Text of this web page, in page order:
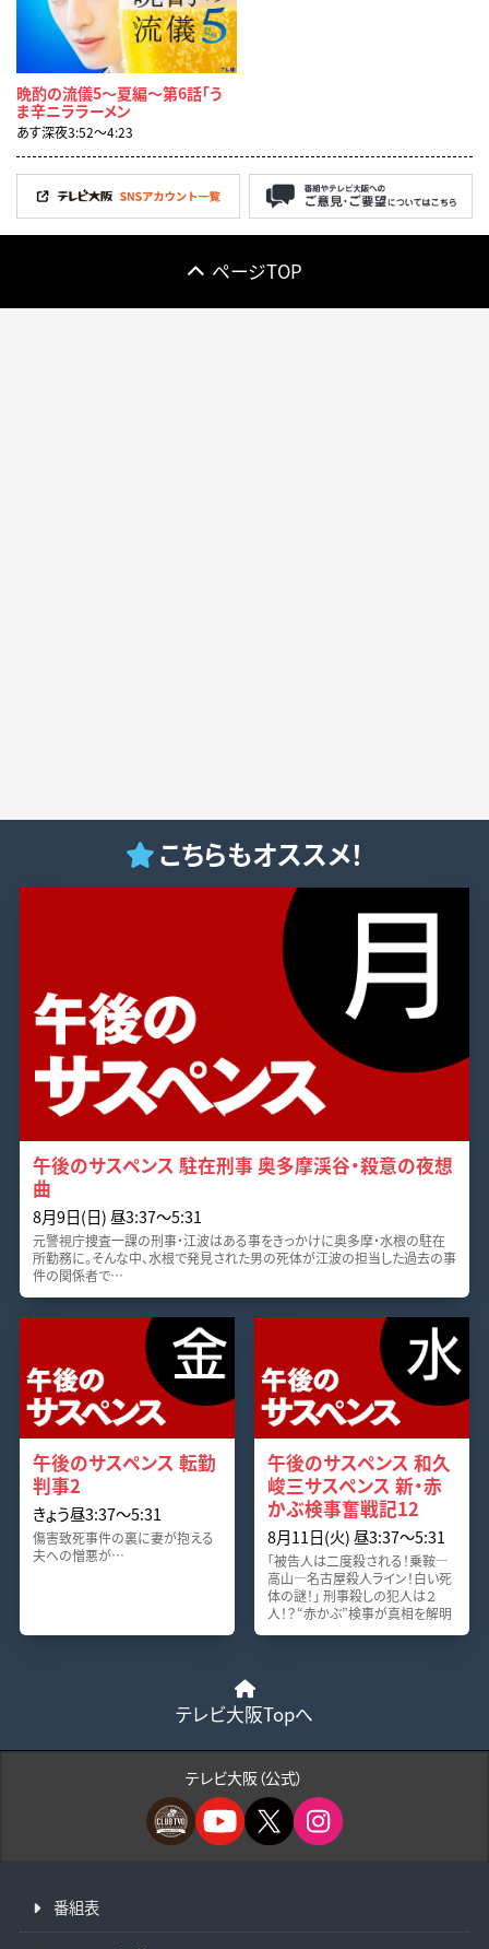
晩酌の流儀5～夏編～第6話「う
ま辛ニララーメン
あす深夜3:52〜4:23
ページTOP
こちらもオススメ！
午後のサスペンス 駐在刑事 奥多摩渓谷・殺意の夜想
曲
8月9日(日) 昼3:37〜5:31
元警視庁捜査一課の刑事・江波はある事をきっかけに奥多摩・水根の駐在
所勤務に。そんな中、水根で発見された男の死体が江波の担当した過去の事
件の関係者で…
午後のサスペンス 転勤
判事2
きょう昼3:37〜5:31
傷害致死事件の裏に妻が抱える
夫への憎悪が…
午後のサスペンス 和久
峻三サスペンス 新・赤
かぶ検事奮戦記12
8月11日(火) 昼3:37〜5:31
「被告人は二度殺される！乗鞍―
高山―名古屋殺人ライン！白い死
体の謎！」 刑事殺しの犯人は２
人！？“赤かぶ”検事が真相を解明
テレビ大阪Topへ
テレビ大阪（公式）
番組表